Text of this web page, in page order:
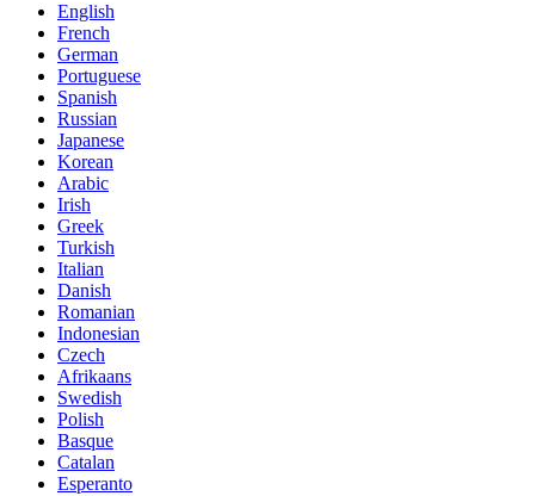
English
French
German
Portuguese
Spanish
Russian
Japanese
Korean
Arabic
Irish
Greek
Turkish
Italian
Danish
Romanian
Indonesian
Czech
Afrikaans
Swedish
Polish
Basque
Catalan
Esperanto